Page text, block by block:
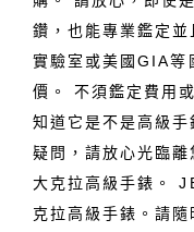
鑽，也能專業鑑定
實驗室或美國GIA等
價。 不須鑑定費用
知道它是不是高級手
疑問，請放心光臨
大克拉高級手錶。
克拉高級手錶。請